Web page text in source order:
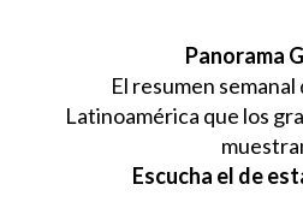
Panorama
El resumen
Latinoamérica que los
Escucha el de